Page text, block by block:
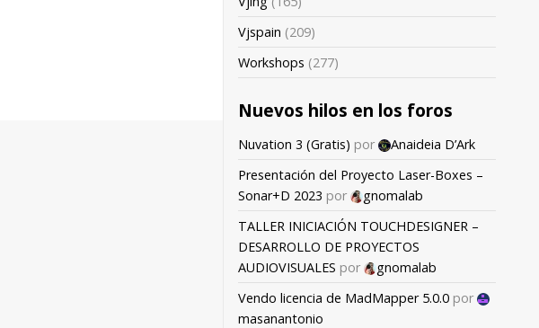
Vjspain (209)
Workshops (277)
Nuevos hilos en los foros
Nuvation 3 (Gratis) por
Anaideia D’Ark
Presentación del Proyecto Laser-Boxes –
Sonar+D 2023 por
gnomalab
TALLER INICIACIÓN TOUCHDESIGNER –
DESARROLLO DE PROYECTOS
AUDIOVISUALES por
gnomalab
Vendo licencia de MadMapper 5.0.0 por
masanantonio